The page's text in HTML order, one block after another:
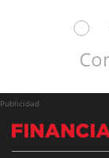
Publicidad